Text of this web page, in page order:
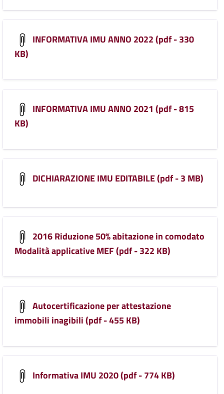
INFORMATIVA IMU ANNO 2022 (pdf - 330
KB)
INFORMATIVA IMU ANNO 2021 (pdf - 815
KB)
DICHIARAZIONE IMU EDITABILE (pdf - 3 MB)
2016 Riduzione 50% abitazione in comodato
Modalità applicative MEF (pdf - 322 KB)
Autocertificazione per attestazione
immobili inagibili (pdf - 455 KB)
Informativa IMU 2020 (pdf - 774 KB)